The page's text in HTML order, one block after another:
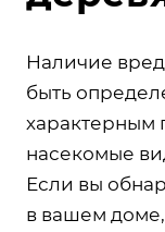
Наличие
быть
характерным
насекомые
Если вы
в вашем